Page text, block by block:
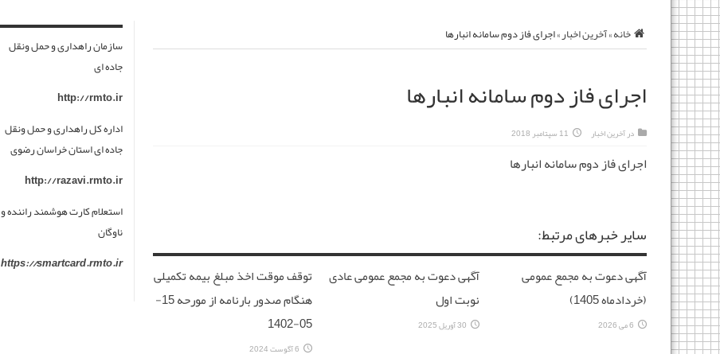
خانه»آخرین اخبار»اجرای فاز دوم سامانه انبارها
اجرای فاز دوم سامانه انبارها
درآخرین اخبار 11 سپتامبر 2018
اجرای فاز دوم سامانه انبارها
سایر خبرهای مرتبط:
آگهی دعوت به مجمع عمومی
(خردادماه 1405)
6 می 2026
آگهی دعوت به مجمع عمومی عادی
نوبت اول
30 آوریل 2025
توقف موقت اخذ مبلغ بیمه تکمیلی
هنگام صدور بارنامه از مورحه 15-
05-1402
6 آگوست 2024
سازمان راهداری و حمل ونقل
جاده ای
http://rmto.ir
اداره کل راهداری و حمل ونقل
جاده ای استان خراسان رضوی
http://razavi.rmto.ir
استعلام کارت هوشمند راننده و
ناوگان
https://smartcard.rmto.ir